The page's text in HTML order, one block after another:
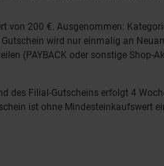
200 €. Ausgenommen:
wird nur einmalig an
(PAYBACK oder sonstige Shop-
des Filial-Gutscheins erfolgt 4
ist ohne Mindesteinkaufswert